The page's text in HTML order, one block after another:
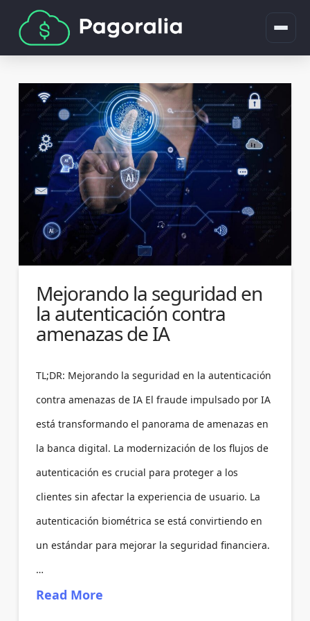
Mejorando la seguridad en
la autenticación contra
amenazas de IA
TL;DR: Mejorando la seguridad en la autenticación
contra amenazas de IA El fraude impulsado por IA
está transformando el panorama de amenazas en
la banca digital. La modernización de los flujos de
autenticación es crucial para proteger a los
clientes sin afectar la experiencia de usuario. La
autenticación biométrica se está convirtiendo en
un estándar para mejorar la seguridad financiera.
…
Read More